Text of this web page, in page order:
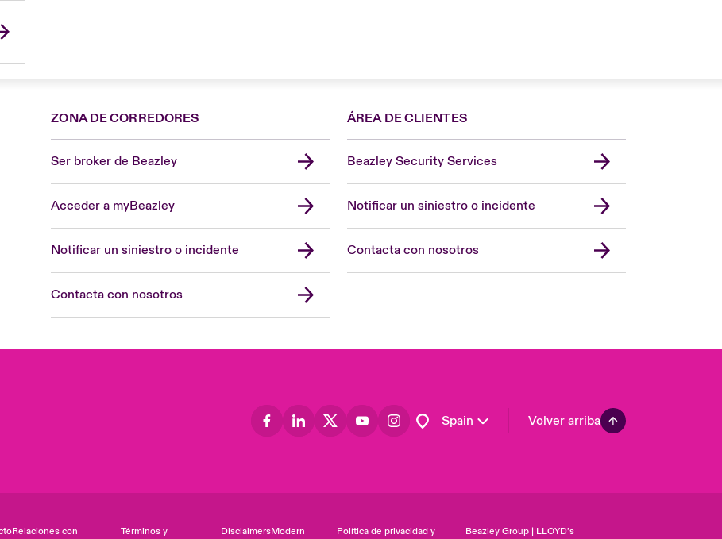
ZONA DE CORREDORES
Ser broker de Beazley
Acceder a myBeazley
Notificar un siniestro o incidente
Contacta con nosotros
ÁREA DE CLIENTES
Beazley Security Services
Notificar un siniestro o incidente
Contacta con nosotros
Spain
United Kingdom
Asia Pacific
Volver arriba
Relaciones con Términos y DisclaimersModern Política de privacidad y Beazley Group | LLOYD’s